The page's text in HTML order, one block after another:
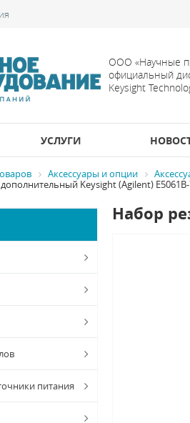
ООО «Научные
официальный
Keysight
УСЛУГИ
Аксессуары и опции
Keysight (Agilent)
питания
Набор